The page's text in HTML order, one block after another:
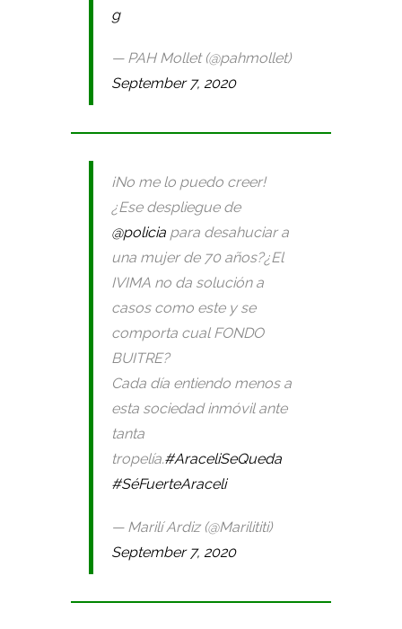
g
— PAH Mollet (@pahmollet)
September 7, 2020
¡No me lo puedo creer!
¿Ese despliegue de
@policia para desahuciar a
una mujer de 70 años?¿El
IVIMA no da solución a
casos como este y se
comporta cual FONDO
BUITRE?
Cada día entiendo menos a
esta sociedad inmóvil ante
tanta
tropelía.#AraceliSeQueda
#SéFuerteAraceli
— Marilí Ardiz (@Marilititi)
September 7, 2020